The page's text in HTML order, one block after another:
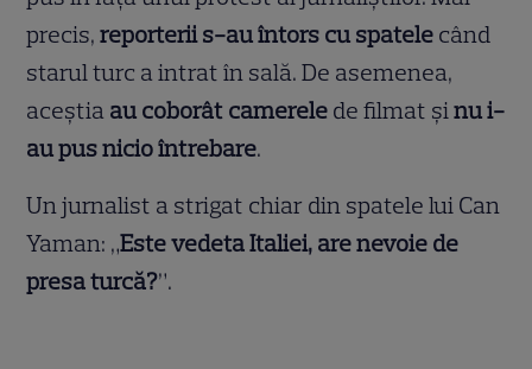
precis,reporterii s-au întors cu spatele când
starul turc a intrat în sală. De asemenea,
aceștia au coborât camerele de filmat șinu i-
au pus nicio întrebare.
Un jurnalist a strigat chiar din spatele lui Can
Yaman: „Este vedeta Italiei, are nevoie de
presa turcă?”.